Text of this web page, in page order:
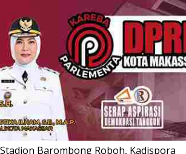
Stadion Barombong Roboh, Kadispora